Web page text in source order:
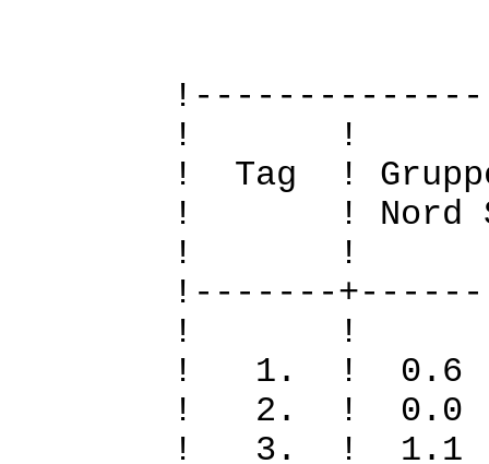
!
! Tag !
! ! Nord
!
!-------
!
! 1. !
! 2. !
! 3. !